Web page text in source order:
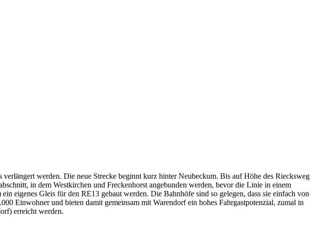
werden. Die neue Strecke beginnt kurz hinter Neubeckum. Bis auf Höhe des Riecksweg
in dem Westkirchen und Freckenhorst angebunden werden, bevor die Linie in einem
eigenes Gleis für den RE13 gebaut werden. Die Bahnhöfe sind so gelegen, dass sie einfach von
Einwohner und bieten damit gemeinsam mit Warendorf ein hohes Fahrgastpotenzial, zumal in
erreicht werden.